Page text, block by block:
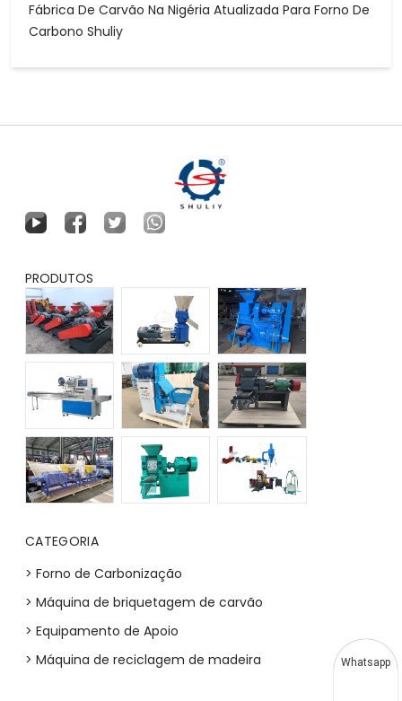
Fábrica De Carvão Na Nigéria Atualizada Para Forno De
Carbono Shuliy
PRODUTOS
CATEGORIA
> Forno de Carbonização
> Máquina de briquetagem de carvão
> Equipamento de Apoio
> Máquina de reciclagem de madeira
Whatsapp